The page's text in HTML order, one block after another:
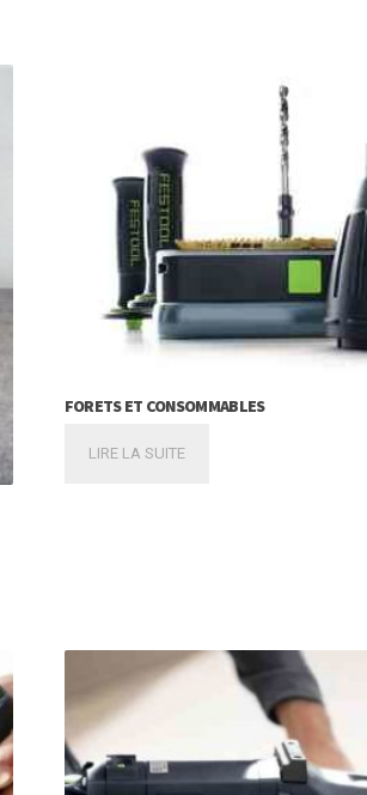
FORETS ET CONSOMMABLES
LIRE LA SUITE